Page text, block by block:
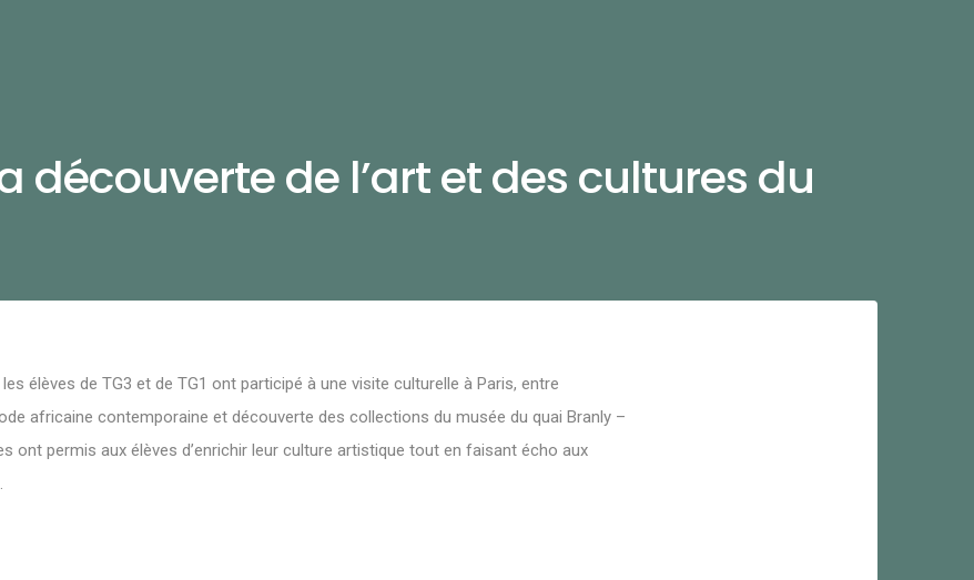
découverte de l’art et des cultures du
élèves de TG3 et de TG1 ont participé à une visite culturelle à Paris, entre
africaine contemporaine et découverte des collections du musée du quai Branly –
ont permis aux élèves d’enrichir leur culture artistique tout en faisant écho aux